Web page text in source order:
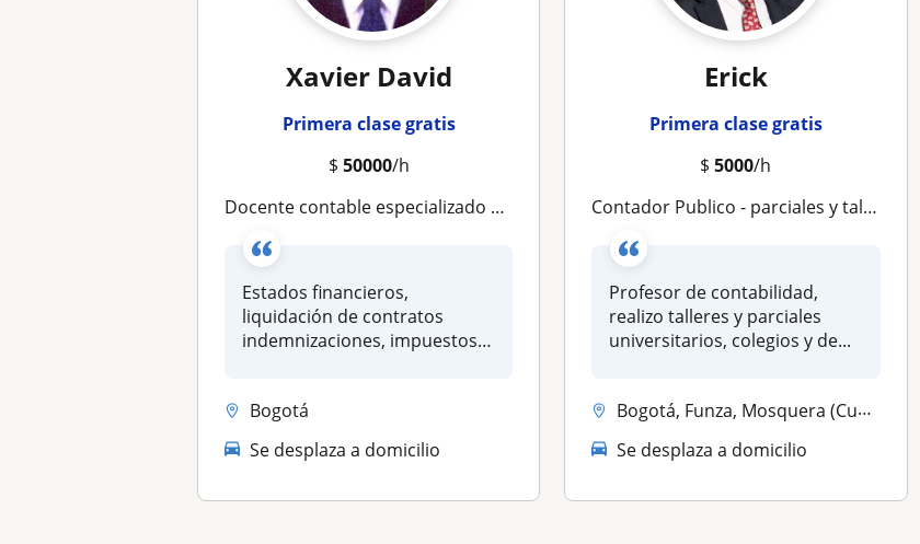
Xavier David
Primera clase gratis
$ 50000/h
Docente contable especializado en toda la parte contable y tributaria
Estados financieros,
liquidación de contratos
indemnizaciones, impuestos,
Bogotá
Se desplaza a domicilio
Erick
Primera clase gratis
$5000/h
Contador Publico - parciales y talleres universitarios
Profesor de contabilidad,
realizo talleres y parciales
universitarios, colegios y de...
Bogotá, Funza, Mosquera (Cundinamarca), Soacha
Se desplaza a domicilio